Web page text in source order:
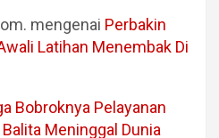
mengenai Perbakin
Latihan Menembak Di
Bobroknya Pelayanan
Meninggal Dunia